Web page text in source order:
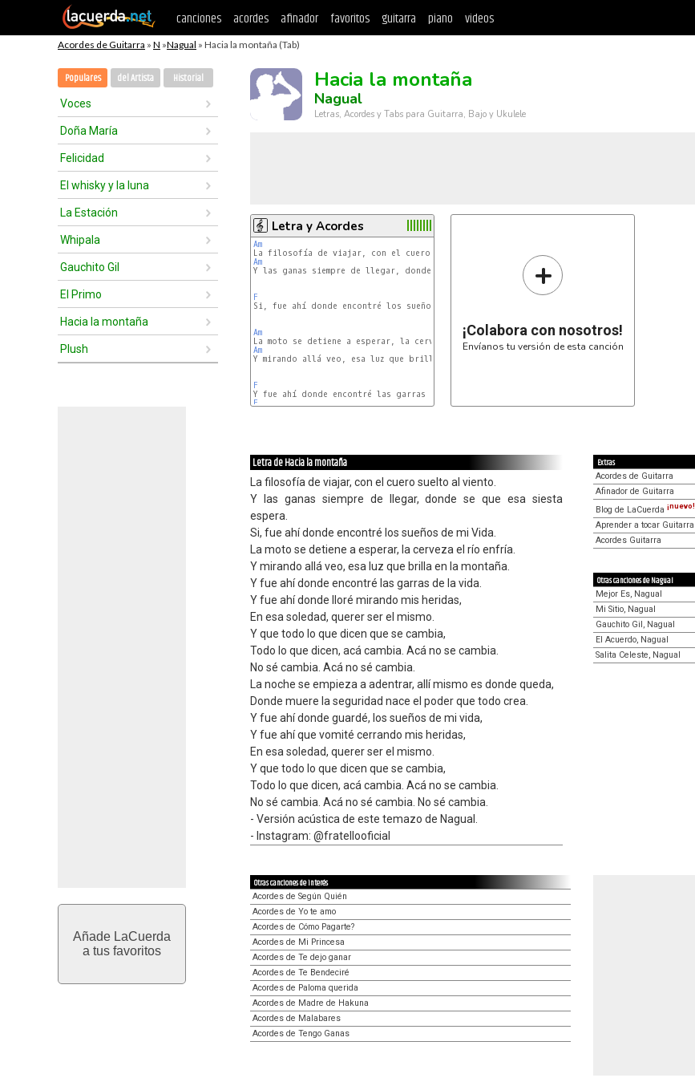
canciones acordes afinador favoritos guitarra piano videos
Acordes de Guitarra » N »Nagual » Hacia la montaña (Tab)
Populares del Artista Historial
Voces
Doña María
Felicidad
El whisky y la luna
La Estación
Whipala
Gauchito Gil
El Primo
Hacia la montaña
Plush
Añade LaCuerda
a tus favoritos
Hacia la montaña
Nagual
Letras, Acordes y Tabs para Guitarra, Bajo y Ukulele
Letra y Acordes
Am
Am
F
Si, fue ahí donde encontré los sueños de mi Vida.
Am
Am
F
F
+
¡Colabora con nosotros!
Envíanos tu versión de esta canción
Letra de Hacia la montaña
La filosofía de viajar, con el cuero suelto al viento.
Y las ganas siempre de llegar, donde se que esa siesta
espera.
Si, fue ahí donde encontré los sueños de mi Vida.
La moto se detiene a esperar, la cerveza el río enfría.
Y mirando allá veo, esa luz que brilla en la montaña.
Y fue ahí donde encontré las garras de la vida.
Y fue ahí donde lloré mirando mis heridas,
En esa soledad, querer ser el mismo.
Y que todo lo que dicen que se cambia,
Todo lo que dicen, acá cambia. Acá no se cambia.
No sé cambia. Acá no sé cambia.
La noche se empieza a adentrar, allí mismo es donde queda,
Donde muere la seguridad nace el poder que todo crea.
Y fue ahí donde guardé, los sueños de mi vida,
Y fue ahí que vomité cerrando mis heridas,
En esa soledad, querer ser el mismo.
Y que todo lo que dicen que se cambia,
Todo lo que dicen, acá cambia. Acá no se cambia.
No sé cambia. Acá no sé cambia. No sé cambia.
- Versión acústica de este temazo de Nagual.
- Instagram: @fratellooficial
Extras
Acordes de Guitarra
Afinador de Guitarra
Blog de LaCuerda ¡nuevo!
Aprender a tocar Guitarra
Acordes Guitarra
Otras canciones de Nagual
Mejor Es, Nagual
Mi Sitio, Nagual
Gauchito Gil, Nagual
El Acuerdo, Nagual
Salita Celeste, Nagual
Otras canciones de interés
Acordes de Según Quién
Acordes de Yo te amo
Acordes de Cómo Pagarte?
Acordes de Mi Princesa
Acordes de Te dejo ganar
Acordes de Te Bendeciré
Acordes de Paloma querida
Acordes de Madre de Hakuna
Acordes de Malabares
Acordes de Tengo Ganas